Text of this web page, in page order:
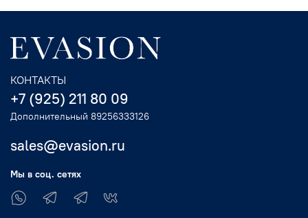
КОНТАКТЫ
+7 (925) 211 80 09
Дополнительный 89256333126
sales@evasion.ru
Мы в соц. сетях